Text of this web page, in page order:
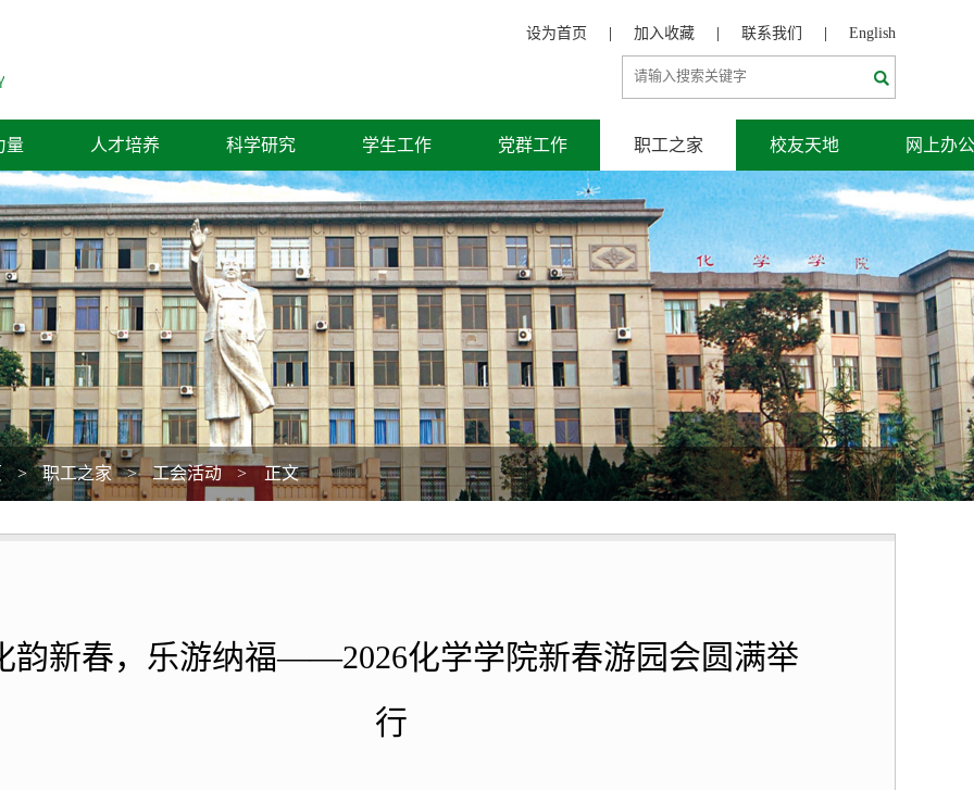
English
联系我们
加入收藏
设为首页
量 人才培养 科学研究 学生工作 党群工作 职工之家 校友天地 网上办公
> 职工之家 > 工会活动 > 正文
韵新春，乐游纳福——2026化学学院新春游园会圆满举
行